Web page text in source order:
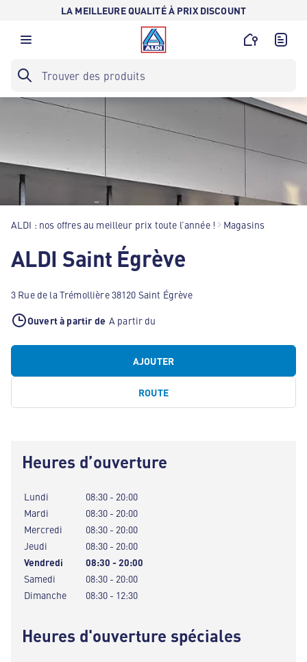
LA MEILLEURE QUALITÉ À PRIX DISCOUNT
ALDI : nos offres au meilleur prix toute l’année ! Magasins
ALDI Saint Égrève
3 Rue de la Trémollière 38120 Saint Égrève
Ouvert à partir de A partir du
AJOUTER
ROUTE
Heures d’ouverture
Lundi
08:30 - 20:00
Mardi
08:30 - 20:00
Mercredi
08:30 - 20:00
Jeudi
08:30 - 20:00
Vendredi
08:30 - 20:00
Samedi
08:30 - 20:00
Dimanche
08:30 - 12:30
Heures d'ouverture spéciales